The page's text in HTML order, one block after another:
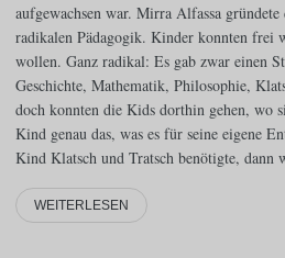
aufgewachsen war. Mirra Alfassa
radikalen Pädagogik. Kinder konnten frei
wollen. Ganz radikal: Es gab zwar einen
Geschichte, Mathematik, Philosophie,
doch konnten die Kids dorthin gehen, wo
Kind genau das, was es für seine eigene
Kind Klatsch und Tratsch benötigte, dann
WEITERLESEN